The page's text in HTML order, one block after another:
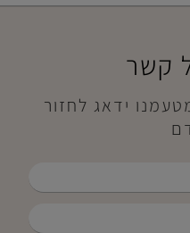
קשר
ידאג לחזור